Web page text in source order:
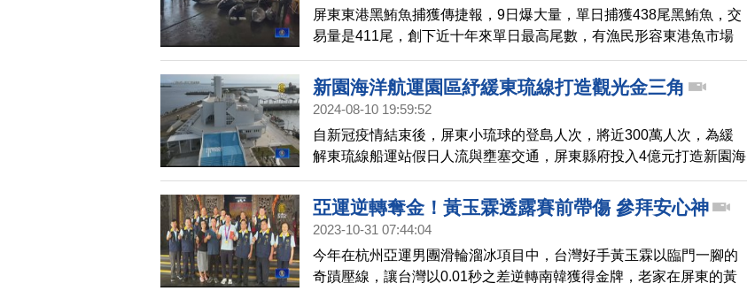
屏東東港黑鮪魚捕獲傳捷報，9日爆大量，單日捕獲438尾黑鮪魚，交
易量是411尾，創下近十年來單日最高尾數，有漁民形容東港魚市場
裡面幾乎是暴動了，價格也變得相對親民，最低每公斤只要110元。
新園海洋航運園區紓緩東琉線打造觀光金三角
2024-08-10 19:59:52
自新冠疫情結束後，屏東小琉球的登島人次，將近300萬人次，為緩
解東琉線船運站假日人流與壅塞交通，屏東縣府投入4億元打造新園海
洋航運園區，並在今天（8/10）盛大開幕，而副總統蕭美琴也特地南
下出席典禮。
亞運逆轉奪金！黃玉霖透露賽前帶傷 參拜安心神
2023-10-31 07:44:04
今年在杭州亞運男團滑輪溜冰項目中，台灣好手黃玉霖以臨門一腳的
奇蹟壓線，讓台灣以0.01秒之差逆轉南韓獲得金牌，老家在屏東的黃